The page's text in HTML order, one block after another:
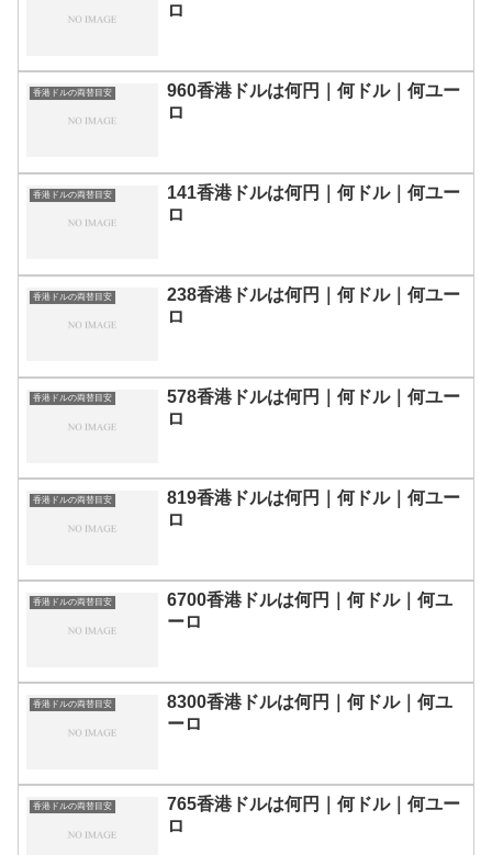
ロ
香港ドルの両替目安
960香港ドルは何円｜何ドル｜何ユー
ロ
香港ドルの両替目安
141香港ドルは何円｜何ドル｜何ユー
ロ
香港ドルの両替目安
238香港ドルは何円｜何ドル｜何ユー
ロ
香港ドルの両替目安
578香港ドルは何円｜何ドル｜何ユー
ロ
香港ドルの両替目安
819香港ドルは何円｜何ドル｜何ユー
ロ
香港ドルの両替目安
6700香港ドルは何円｜何ドル｜何ユ
ーロ
香港ドルの両替目安
8300香港ドルは何円｜何ドル｜何ユ
ーロ
香港ドルの両替目安
765香港ドルは何円｜何ドル｜何ユー
ロ